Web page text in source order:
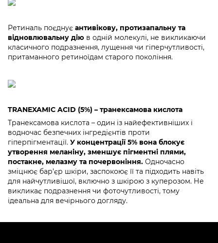
Ретиналь поєднує антивікову, протизапальну та
відновлювальну дію в одній молекулі, не викликаючи
класичного подразнення, лущення чи гіперчутливості,
притаманного ретиноїдам старого покоління.
TRANEXAMIC ACID (5%) – транексамова кислота
Транексамова кислота – один із найефективніших і
водночас безпечних інгредієнтів проти
гіперпігментації. У концентрації 5% вона блокує
утворення меланіну, зменшує пігментні плями,
постакне, мелазму та почервоніння. Одночасно
зміцнює бар’єр шкіри, заспокоює її та підходить навіть
для найчутливішої, включно з шкірою з куперозом. Не
викликає подразнення чи фоточутливості, тому
ідеальна для вечірнього догляду.